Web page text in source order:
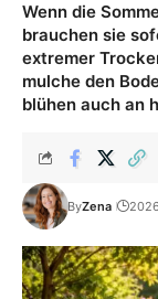
Wenn die
brauchen sie
extremer
mulche den
blühen auch an
ByZena